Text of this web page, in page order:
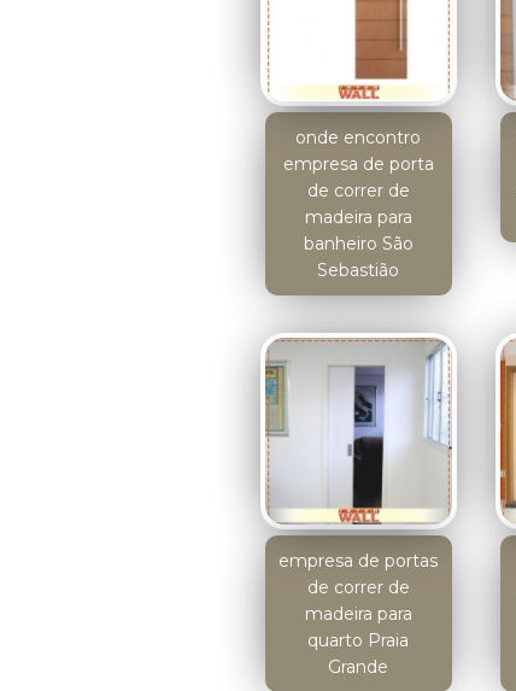
onde encontro
empresa de porta
de correr de
madeira para
banheiro São
Sebastião
empresa de portas
de correr de
madeira para
quarto Praia
Grande